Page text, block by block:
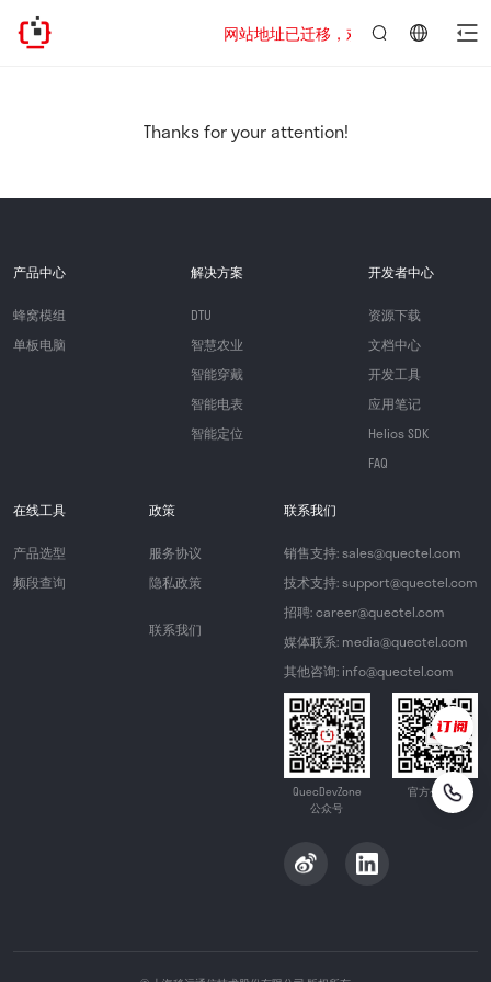
网站地址已迁移，欢迎访问新址：
Thanks for your attention!
产品中心
蜂窝模组
单板电脑
解决方案
DTU
智慧农业
智能穿戴
智能电表
智能定位
开发者中心
资源下载
文档中心
开发工具
应用笔记
Helios SDK
FAQ
在线工具
产品选型
频段查询
政策
服务协议
隐私政策
联系我们
联系我们
销售支持: sales@quectel.com
技术支持: support@quectel.com
招聘: career@quectel.com
媒体联系: media@quectel.com
其他咨询: info@quectel.com
QuecDevZone
公众号
官方公众号